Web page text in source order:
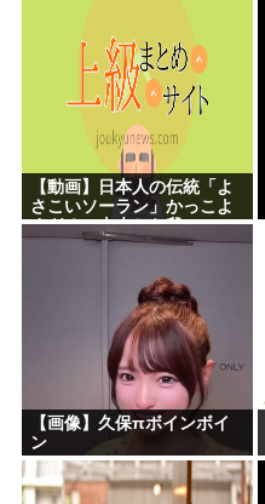
【動画】日本人の伝統「よ
さこいソーラン」かっこよ
すぎる。古来から我々の
DNAに刻まれた踊り
【画像】久保πボインボイ
ン